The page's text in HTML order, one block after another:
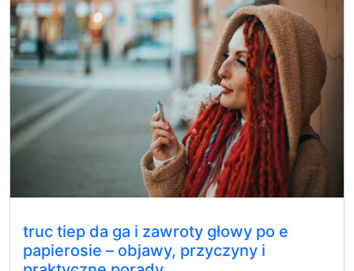
truc tiep da ga i zawroty głowy po e
papierosie – objawy, przyczyny i